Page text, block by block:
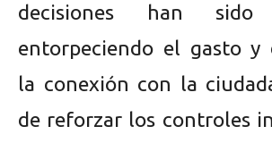
decisiones han sido
entorpeciendo el gasto y
la conexión con la
de reforzar los controles